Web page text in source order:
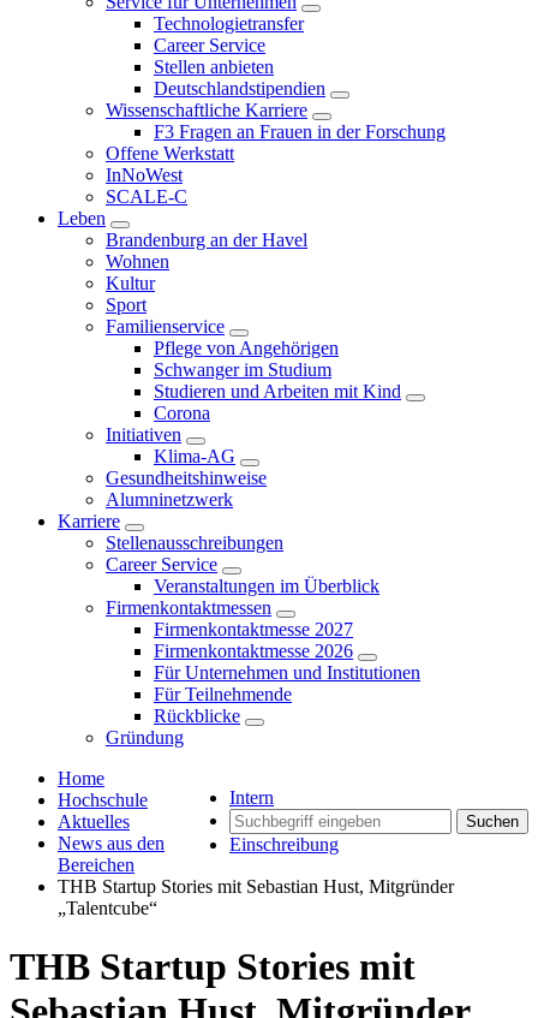
Technologietransfer
Career Service
Stellen anbieten
Deutschlandstipendien
Wissenschaftliche Karriere
F3 Fragen an Frauen in der Forschung
Offene Werkstatt
InNoWest
SCALE-C
Leben
Brandenburg an der Havel
Wohnen
Kultur
Sport
Familienservice
Pflege von Angehörigen
Schwanger im Studium
Studieren und Arbeiten mit Kind
Corona
Initiativen
Klima-AG
Gesundheitshinweise
Alumninetzwerk
Karriere
Stellenausschreibungen
Career Service
Veranstaltungen im Überblick
Firmenkontaktmessen
Firmenkontaktmesse 2027
Firmenkontaktmesse 2026
Für Unternehmen und Institutionen
Für Teilnehmende
Rückblicke
Gründung
Intern
Suchen
Einschreibung
Home
Hochschule
Aktuelles
News aus den
Bereichen
THB Startup Stories mit Sebastian Hust, Mitgründer
„Talentcube“
THB Startup Stories mit